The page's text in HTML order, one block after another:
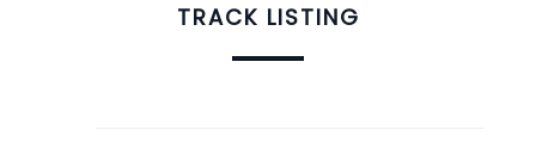
TRACK LISTING